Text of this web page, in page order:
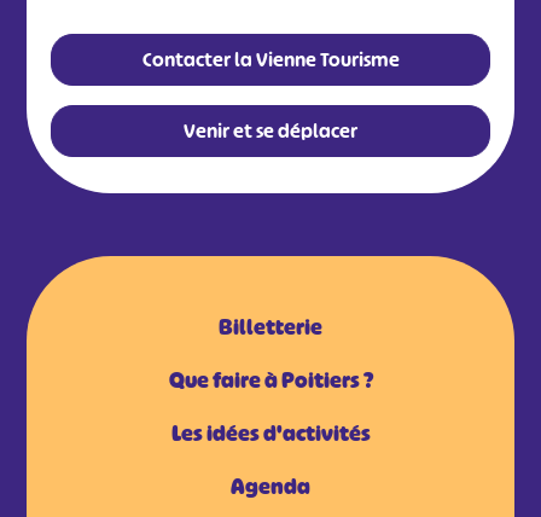
Contacter la Vienne Tourisme
Venir et se déplacer
Billetterie
Que faire à Poitiers ?
Les idées d'activités
Agenda